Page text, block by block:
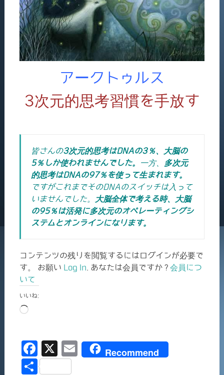
アークトゥルス
3次元的思考習慣を手放す
皆さんの3次元的思考はDNAの3％、大脳の
5％しか使われませんでした。 一方、
多次元
的思考はDNAの97％を使って生まれます。
ですがこれまでそのDNAのスイッチは入って
いませんでした。
大脳全体で考える時、大脳
の95％は活発に多次元のオペレーティングシ
ステムとオンラインになります。
コンテンツの残りを閲覧するにはログインが必要で
す。 お願い Log In . あなたは会員ですか ? 会員につ
いて
いいね:
読
み
中…
F
a
X
E
Recommend
共